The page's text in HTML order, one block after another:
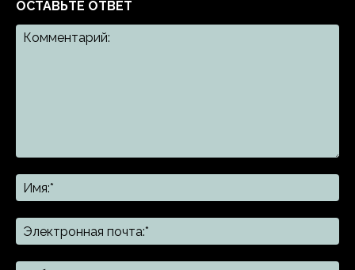
ОСТАВЬТЕ ОТВЕТ